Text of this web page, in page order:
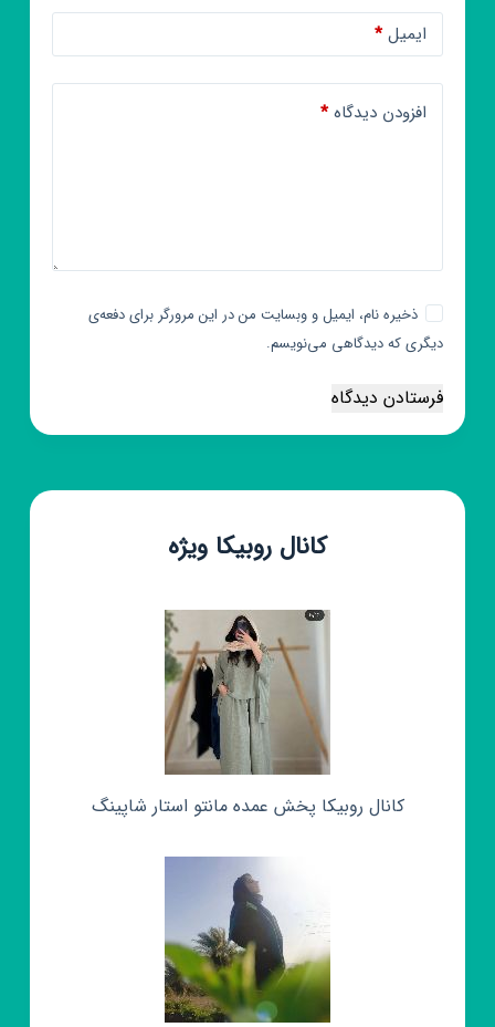
ایمیل*
افزودن دیدگاه*
ذخیره نام، ایمیل و وبسایت من در این مرورگر برای دفعه‌ی
دیگری که دیدگاهی می‌نویسم.
فرستادن دیدگاه
کانال روبیکا ویژه
کانال روبیکا پخش عمده مانتو استار شاپینگ